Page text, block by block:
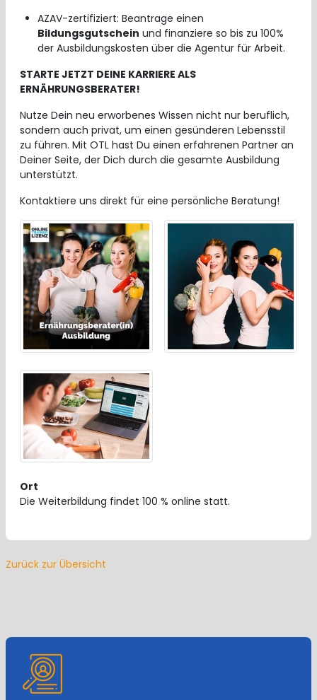
AZAV-zertifiziert: Beantrage einen
Bildungsgutschein und finanziere so bis zu 100%
der Ausbildungskosten über die Agentur für Arbeit.
STARTE JETZT DEINE KARRIERE ALS
ERNÄHRUNGSBERATER!
Nutze Dein neu erworbenes Wissen nicht nur beruflich,
sondern auch privat, um einen gesünderen Lebensstil
zu führen. Mit OTL hast Du einen erfahrenen Partner an
Deiner Seite, der Dich durch die gesamte Ausbildung
unterstützt.
Kontaktiere uns direkt für eine persönliche Beratung!
Ort
Die Weiterbildung findet 100 % online statt.
Zurück zur Übersicht